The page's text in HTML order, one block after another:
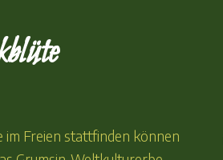
Freien stattfinden können